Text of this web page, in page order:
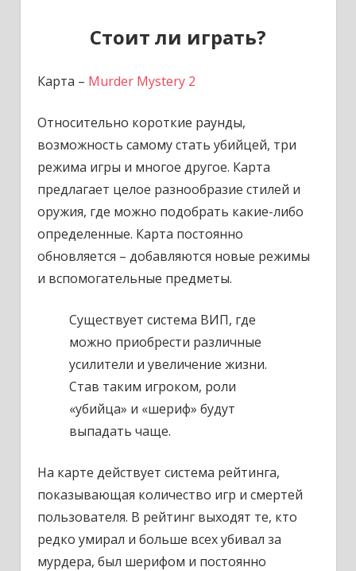
Стоит ли играть?
Карта – Murder Mystery 2
Относительно короткие раунды,
возможность самому стать убийцей, три
режима игры и многое другое. Карта
предлагает целое разнообразие стилей и
оружия, где можно подобрать какие-либо
определенные. Карта постоянно
обновляется – добавляются новые режимы
и вспомогательные предметы.
Существует система ВИП, где
можно приобрести различные
усилители и увеличение жизни.
Став таким игроком, роли
«убийца» и «шериф» будут
выпадать чаще.
На карте действует система рейтинга,
показывающая количество игр и смертей
пользователя. В рейтинг выходят те, кто
редко умирал и больше всех убивал за
мурдера, был шерифом и постоянно